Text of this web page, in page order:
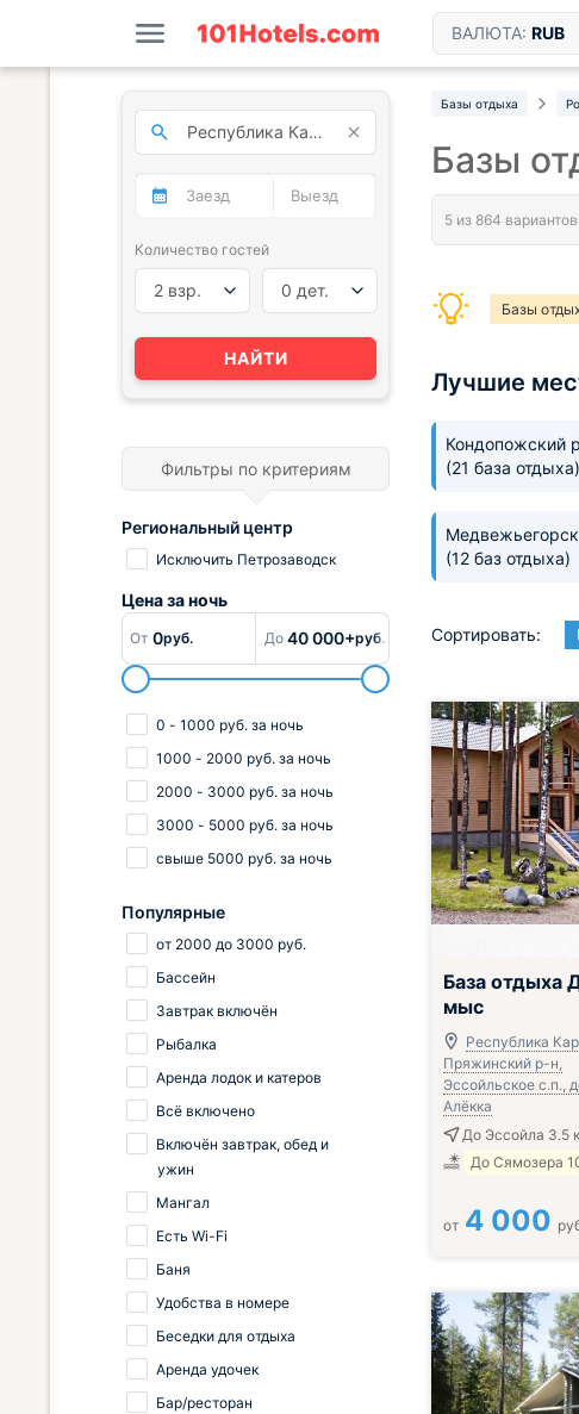
ВАЛЮТА: RUB
Базы отдыха
Базы
Базы
Базы
Базы
Базы
Лучшие
Кондопожский
(21 база отдыха)
(12 баз отдыха)
Сортировать:
База отдыха
мыс
Республика
Пряжинский р-н,
Эссойльское с.п.,
Алёкка
До Эссойла 3.5
До Сямозера
от 4 000
Количество гостей
2 взр. 0 дет.
НАЙТИ
Фильтры по критериям
Региональный центр
Исключить Петрозаводск
Цена заночь
От 0руб. До 40 000+руб.
0 - 1000 руб. за ночь
1000 - 2000 руб. за ночь
2000 - 3000 руб. за ночь
3000 - 5000 руб. за ночь
свыше 5000 руб. за ночь
Популярные
от 2000 до 3000 руб.
Бассейн
Завтрак включён
Рыбалка
Аренда лодок и катеров
Всё включено
Включён завтрак, обед и
ужин
Мангал
Есть Wi-Fi
Баня
Удобства в номере
Беседки для отдыха
Аренда удочек
Бар/ресторан